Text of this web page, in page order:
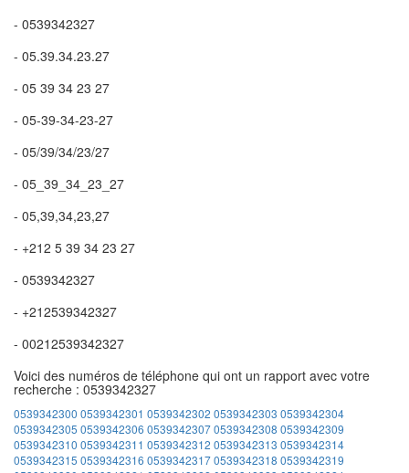
- 0539342327
- 05.39.34.23.27
- 05 39 34 23 27
- 05-39-34-23-27
- 05/39/34/23/27
- 05_39_34_23_27
- 05,39,34,23,27
- +212 5 39 34 23 27
- 0539342327
- +212539342327
- 00212539342327
Voici des numéros de téléphone qui ont un rapport avec votre
recherche : 0539342327
0539342300 0539342301 0539342302 0539342303 0539342304
0539342305 0539342306 05393423070539342308 0539342309
0539342310 0539342311 0539342312 0539342313 0539342314
0539342315 0539342316 05393423170539342318 0539342319